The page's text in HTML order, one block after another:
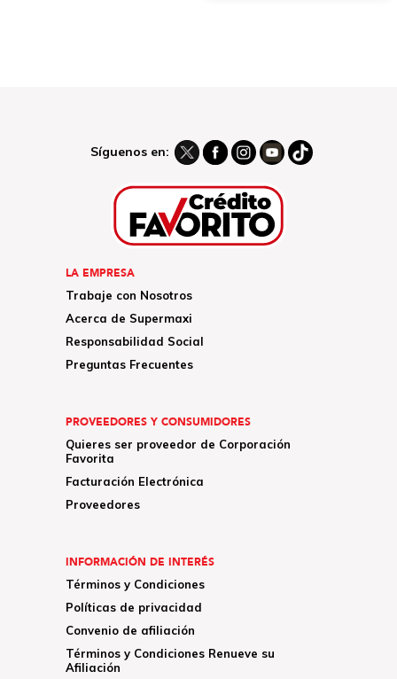
Síguenos en:
LA EMPRESA
Trabaje con Nosotros
Acerca de Supermaxi
Responsabilidad Social
Preguntas Frecuentes
PROVEEDORES Y CONSUMIDORES
Quieres ser proveedor de Corporación
Favorita
Facturación Electrónica
Proveedores
INFORMACIÓN DE INTERÉS
Términos y Condiciones
Políticas de privacidad
Convenio de afiliación
Términos y Condiciones Renueve su
Afiliación